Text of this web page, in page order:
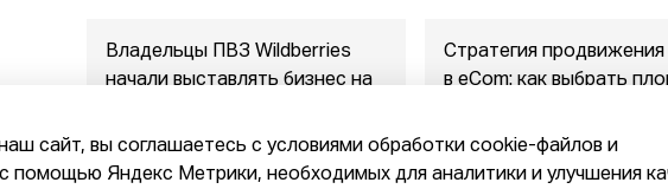
Владельцы ПВЗ Wildberries
начали выставлять бизнес на
07.08.2026
Стратегия продвижения
в eСom: как выбрать
07.08.2026
сайт, вы соглашаетесь с условиями обработки cookie-файлов и
помощью Яндекс Метрики, необходимых для аналитики и улучшения